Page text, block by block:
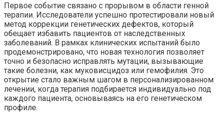
Первое событие связано с прорывом в области генной
терапии. Исследователи успешно протестировали новый
метод коррекции генетических дефектов, который
обещает избавить пациентов от наследственных
заболеваний. В рамках клинических испытаний было
продемонстрировано, что новая технология позволяет
точно и безопасно исправлять мутации, вызывающие
такие болезни, как муковисцидоз или гемофилия. Это
открытие стало важным шагом в персонализированном
лечении, когда терапия подбирается индивидуально под
каждого пациента, основываясь на его генетическом
профиле.